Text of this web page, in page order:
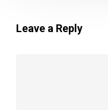
Leave a Reply